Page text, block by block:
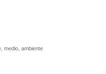
medio, ambiente